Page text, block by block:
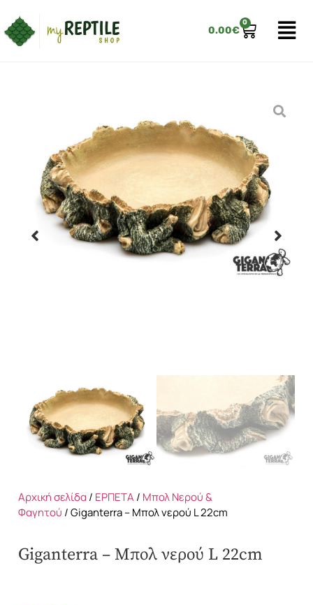
0.00€
0
Αρχική σελίδα / ΕΡΠΕΤΑ / Μπολ Νερού &
Φαγητού / Giganterra – Μπολ νερού L 22cm
Giganterra – Μπολ νερού L 22cm